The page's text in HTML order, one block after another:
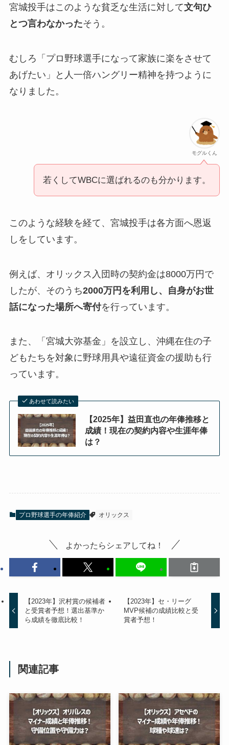
宮城投手はこのような貧乏な生活に対して文句ひ
とつ言わなかったそう。
むしろ「プロ野球選手になって家族に楽をさせて
あげたい」と人一倍ハングリー精神を持つように
なりました。
モグルくん
若くしてWBCに選ばれるのも分かります。
このような経験を経て、宮城投手は各方面へ恩返
しをしています。
例えば、オリックス入団時の契約金は8000万円で
したが、そのうち2000万円を利用し、自身がお世
話になった場所へ寄付を行っています。
また、「宮城大弥基金」を設立し、沖縄在住の子
どもたちを対象に野球用具や遠征資金の援助も行
っています。
あわせて読みたい
【2025年】益田直也の年俸推移と
成績！現在の契約内容や生涯年俸
は？
プロ野球選手の年俸紹介 オリックス
よかったらシェアしてね！
【2023年】沢村賞の候補者
と受賞者予想！選出基準か
ら成績を徹底比較！
【2023年】セ・リーグ
MVP候補の成績比較と受
賞者予想！
関連記事